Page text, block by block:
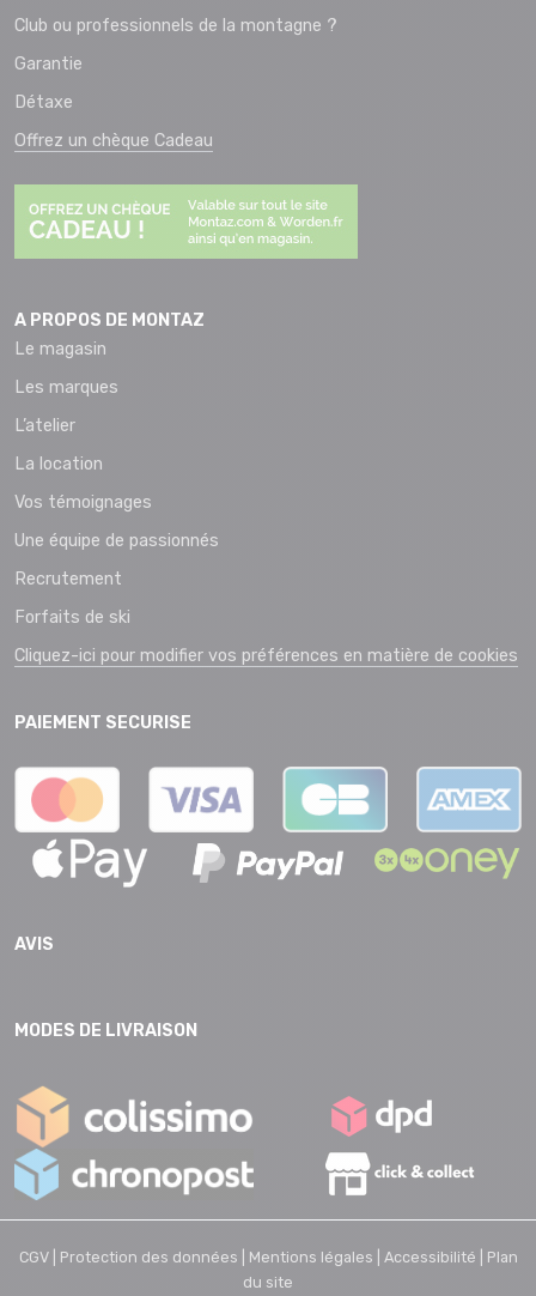
Club ou professionnels de la montagne ?
Garantie
Détaxe
Offrez un chèque Cadeau
A PROPOS DE MONTAZ
Le magasin
Les marques
L’atelier
La location
Vos témoignages
Une équipe de passionnés
Recrutement
Forfaits de ski
Cliquez-ici pour modifier vos préférences en matière de cookies
PAIEMENT SECURISE
AVIS
MODES DE LIVRAISON
CGV | Protection des données | Mentions légales | Accessibilité | Plan
du site